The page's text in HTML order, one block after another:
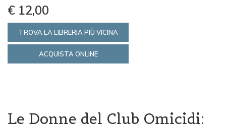
€ 12,00
TROVA LA LIBRERIA PIÙ VICINA
ACQUISTA ONLINE
Le Donne del Club Omicidi: